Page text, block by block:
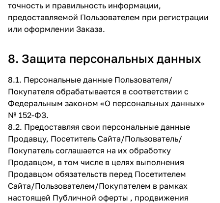
точность и правильность информации,
предоставляемой Пользователем при регистрации
или оформлении Заказа.
8. Защита персональных данных
8.1. Персональные данные Пользователя/
Покупателя обрабатывается в соответствии с
Федеральным законом «О персональных данных»
№ 152-ФЗ.
8.2. Предоставляя свои персональные данные
Продавцу, Посетитель Сайта/Пользователь/
Покупатель соглашается на их обработку
Продавцом, в том числе в целях выполнения
Продавцом обязательств перед Посетителем
Сайта/Пользователем/Покупателем в рамках
настоящей Публичной оферты , продвижения